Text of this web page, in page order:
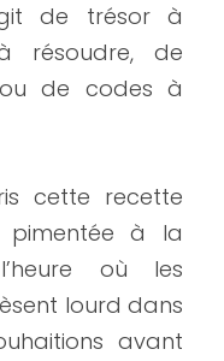
de trésor à
résoudre, de
de codes à
cette recette
pimentée à la
lourd dans
avant